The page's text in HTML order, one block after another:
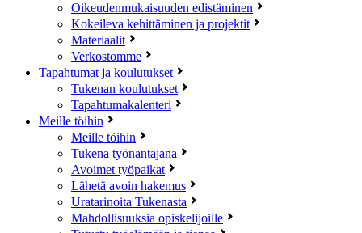
Oikeudenmukaisuuden edistäminen
Kokeileva kehittäminen ja projektit
Materiaalit
Verkostomme
Tapahtumat ja koulutukset
Tukenan koulutukset
Tapahtumakalenteri
Meille töihin
Meille töihin
Tukena työnantajana
Avoimet työpaikat
Lähetä avoin hakemus
Uratarinoita Tukenasta
Mahdollisuuksia opiskelijoille